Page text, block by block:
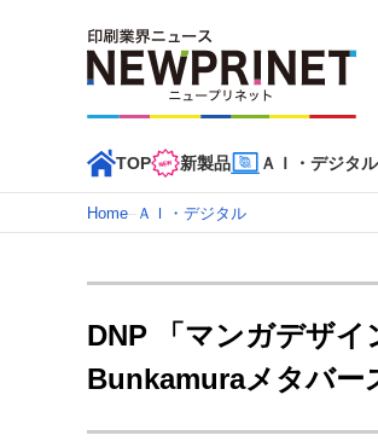
TOP 新製品 ＡＩ・デジタル
インデックス
TOP 新着記事 特集記事
カテゴリー一覧
新商品 新製品 ＡＩ・デジタル
特集記事カテゴリー一覧
Home– ＡＩ・デジタル
DNP 「マンガデザイ
Bunkamuraメタバー